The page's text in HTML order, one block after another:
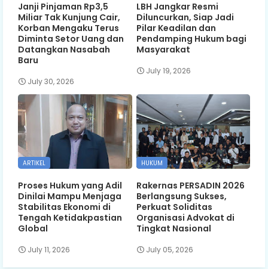
Janji Pinjaman Rp3,5
Miliar Tak Kunjung Cair,
Korban Mengaku Terus
Diminta Setor Uang dan
Datangkan Nasabah
Baru
July 30, 2026
LBH Jangkar Resmi
Diluncurkan, Siap Jadi
Pilar Keadilan dan
Pendamping Hukum bagi
Masyarakat
July 19, 2026
ARTIKEL
Proses Hukum yang Adil
Dinilai Mampu Menjaga
Stabilitas Ekonomi di
Tengah Ketidakpastian
Global
July 11, 2026
HUKUM
Rakernas PERSADIN 2026
Berlangsung Sukses,
Perkuat Soliditas
Organisasi Advokat di
Tingkat Nasional
July 05, 2026